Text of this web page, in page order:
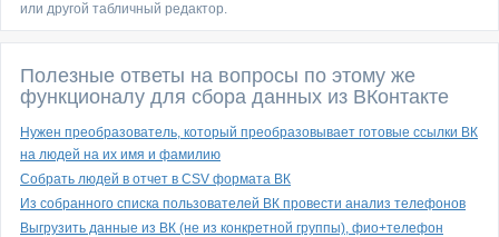
или другой табличный редактор.
Полезные ответы на вопросы по этому же
функционалу для сбора данных из ВКонтакте
Нужен преобразователь, который преобразовывает готовые ссылки ВК
на людей на их имя и фамилию
Собрать людей в отчет в CSV формата ВК
Из собранного списка пользователей ВК провести анализ телефонов
Выгрузить данные из ВК (не из конкретной группы), фио+телефон